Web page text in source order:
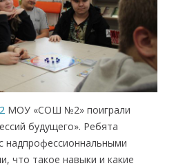
МОУ «СОШ №2» поиграли
будущего». Ребята
надпрофессионнальными
что такое навыки и какие